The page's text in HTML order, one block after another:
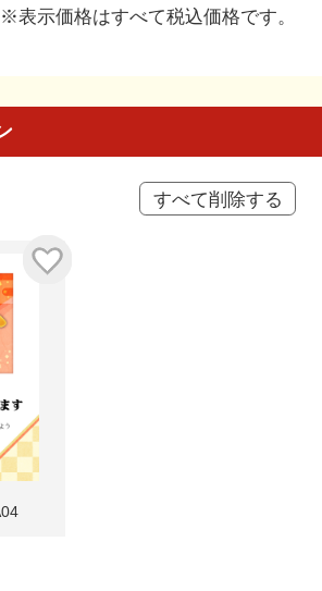
※表示価格はすべて税込価格です。
すべて削除する